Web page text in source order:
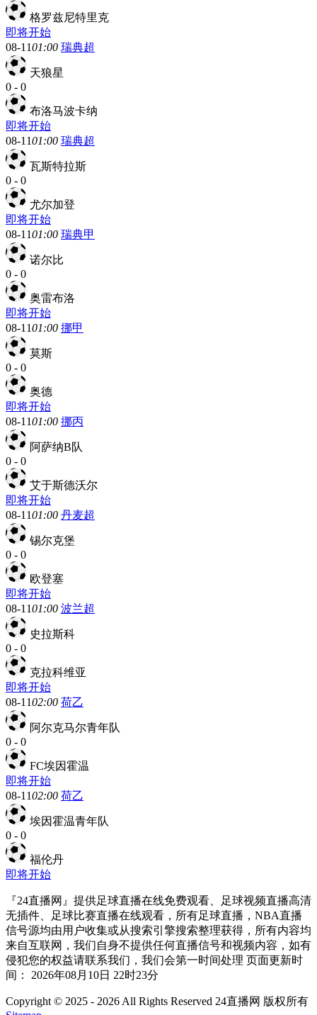
格罗兹尼特里克
即将开始
08-1101:00 瑞典超
天狼星
0 - 0
布洛马波卡纳
即将开始
08-1101:00 瑞典超
瓦斯特拉斯
0 - 0
尤尔加登
即将开始
08-1101:00 瑞典甲
诺尔比
0 - 0
奥雷布洛
即将开始
08-1101:00 挪甲
莫斯
0 - 0
奥德
即将开始
08-1101:00 挪丙
阿萨纳B队
0 - 0
艾于斯德沃尔
即将开始
08-1101:00 丹麦超
锡尔克堡
0 - 0
欧登塞
即将开始
08-1101:00 波兰超
史拉斯科
0 - 0
克拉科维亚
即将开始
08-1102:00 荷乙
阿尔克马尔青年队
0 - 0
FC埃因霍温
即将开始
08-1102:00 荷乙
埃因霍温青年队
0 - 0
福伦丹
即将开始
『24直播网』提供足球直播在线免费观看、足球视频直播高清
无插件、足球比赛直播在线观看，所有足球直播，NBA直播
信号源均由用户收集或从搜索引擎搜索整理获得，所有内容均
来自互联网，我们自身不提供任何直播信号和视频内容，如有
侵犯您的权益请联系我们，我们会第一时间处理 页面更新时
间： 2026年08月10日 22时23分
Copyright © 2025 - 2026 All Rights Reserved 24直播网 版权所有